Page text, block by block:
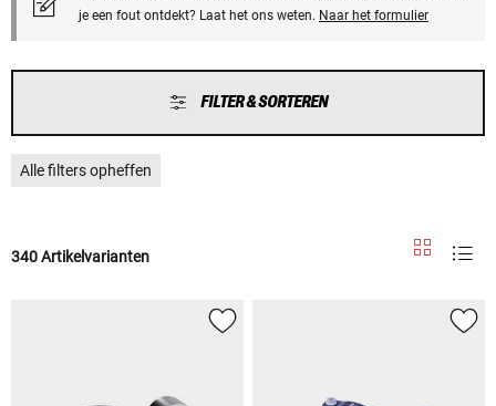
je een fout ontdekt? Laat het ons weten. Naar het formulier
FILTER & SORTEREN
Alle filters opheffen
340 Artikelvarianten